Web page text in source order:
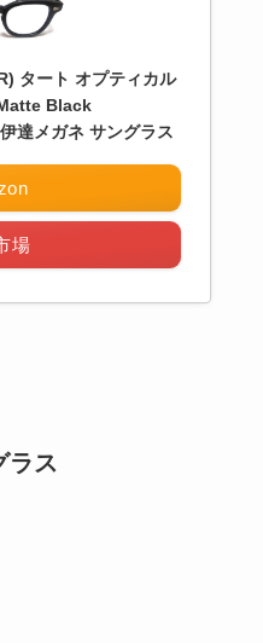
タート オプティカル
Black
達メガネ サングラス
場
ラス